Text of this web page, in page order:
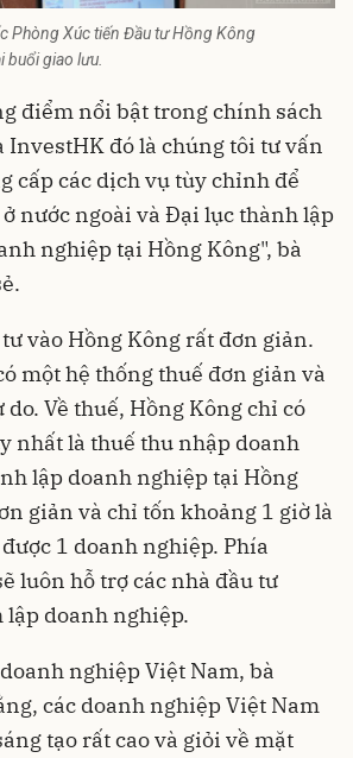
Phòng Xúc tiến Đầu tư Hồng Kông
buổi giao lưu.
điểm nổi bật trong chính sách
InvestHK đó là chúng tôi tư vấn
cấp các dịch vụ tùy chỉnh để
nước ngoài và Đại lục thành lập
nghiệp tại Hồng Kông", bà
vào Hồng Kông rất đơn giản.
một hệ thống thuế đơn giản và
Về thuế, Hồng Kông chỉ có
nhất là thuế thu nhập doanh
lập doanh nghiệp tại Hồng
giản và chỉ tốn khoảng 1 giờ là
1 doanh nghiệp. Phía
luôn hỗ trợ các nhà đầu tư
doanh nghiệp.
nghiệp Việt Nam, bà
các doanh nghiệp Việt Nam
tạo rất cao và giỏi về mặt